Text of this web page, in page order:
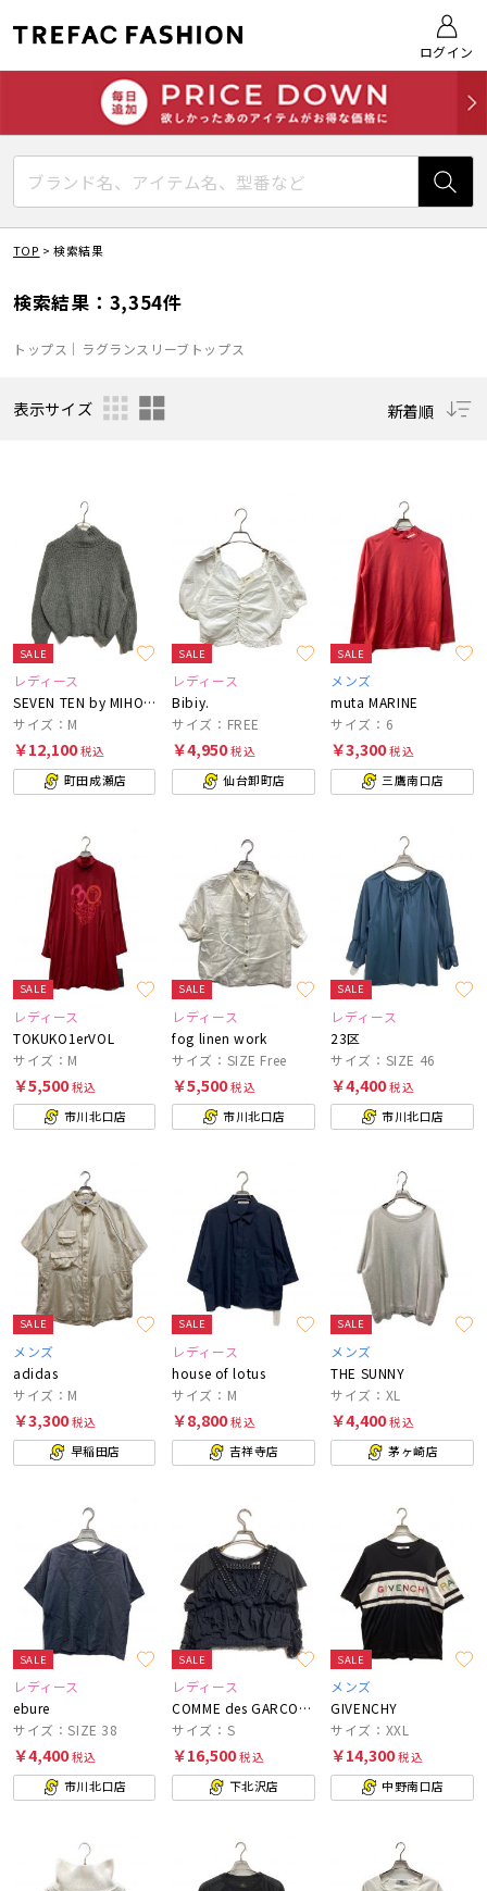
ログイン
TOP >検索結果
検索結果：3,354件
トップス｜ラグランスリーブトップス
表示サイズ 新着順
SALE
レディース
SEVEN TEN by MIHO KAWAHITO
サイズ：M
￥12,100税込
町田成瀬店
SALE
レディース
Bibiy.
サイズ：FREE
￥4,950税込
仙台卸町店
SALE
メンズ
muta MARINE
サイズ：6
￥3,300税込
三鷹南口店
SALE
レディース
TOKUKO1erVOL
サイズ：M
￥5,500税込
市川北口店
SALE
レディース
fog linen work
サイズ：SIZE Free
￥5,500税込
市川北口店
SALE
レディース
23区
サイズ：SIZE 46
￥4,400税込
市川北口店
SALE
メンズ
adidas
サイズ：M
￥3,300税込
早稲田店
SALE
レディース
house of lotus
サイズ：M
￥8,800税込
吉祥寺店
SALE
メンズ
THE SUNNY
サイズ：XL
￥4,400税込
茅ヶ崎店
SALE
レディース
ebure
サイズ：SIZE 38
￥4,400税込
市川北口店
SALE
レディース
COMME des GARCONS
サイズ：S
￥16,500税込
下北沢店
SALE
メンズ
GIVENCHY
サイズ：XXL
￥14,300税込
中野南口店